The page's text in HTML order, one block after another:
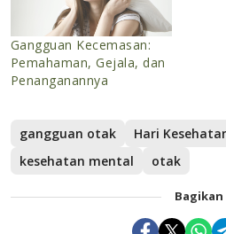
Gangguan Kecemasan:
Pemahaman, Gejala, dan
Penanganannya
gangguan otak
kesehatan mental
otak
Bagikan